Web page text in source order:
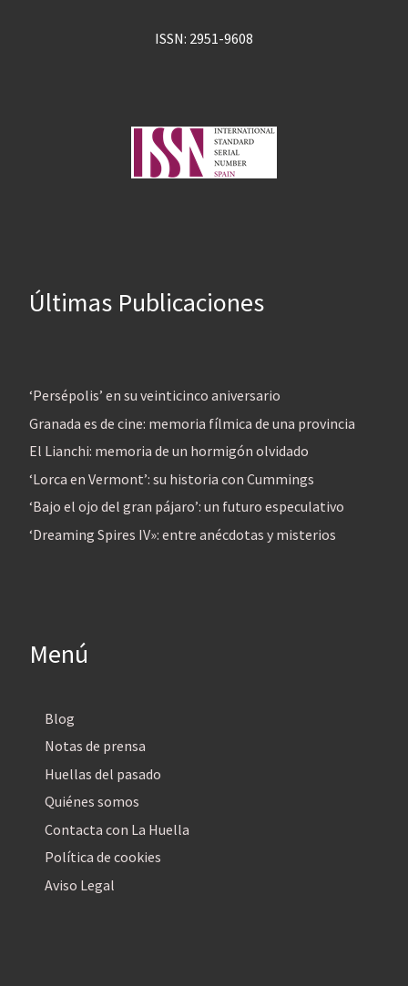
ISSN: 2951-9608
Últimas Publicaciones
‘Persépolis’ en su veinticinco aniversario
Granada es de cine: memoria fílmica de una provincia
El Lianchi: memoria de un hormigón olvidado
‘Lorca en Vermont’: su historia con Cummings
‘Bajo el ojo del gran pájaro’: un futuro especulativo
‘Dreaming Spires IV»: entre anécdotas y misterios
Menú
Blog
Notas de prensa
Huellas del pasado
Quiénes somos
Contacta con La Huella
Política de cookies
Aviso Legal